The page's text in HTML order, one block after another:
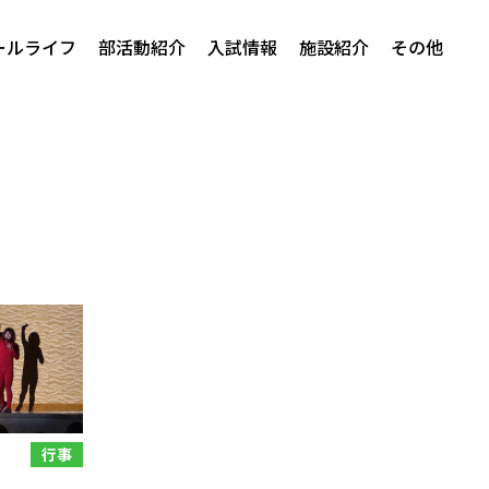
ルライフ 部活動紹介 入試情報 施設紹介 その他
行事